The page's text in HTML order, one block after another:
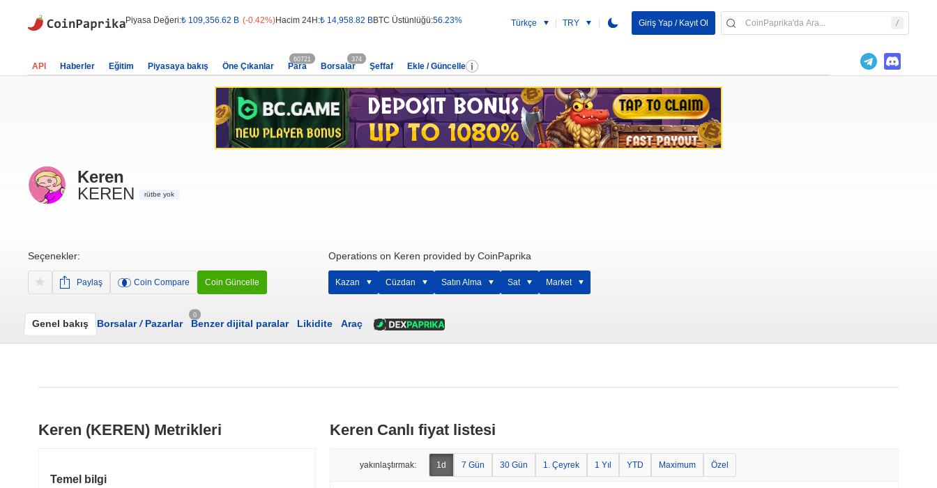
Piyasa Değeri:₺ 109,356.62 B (-0.42%)Hacim 24H:₺ 14,958.82 BBTC Üstünlüğü:56.23% Türkçe TRY Giriş Yap / Kayıt Ol
API Haberler Eğitim Piyasaya bakış Öne Çıkanlar Para
60721
Borsalar
374
Şeffaf Ekle / Güncelle
Keren
KEREN
rütbe yok
Seçenekler:
Paylaş Coin Compare Coin Güncelle
Operations on Keren provided by CoinPaprika
Kazan Cüzdan Satın Alma Sat Market
Genel bakış Borsalar/Pazarlar
0
Benzer dijital paralar Likidite Araç
Keren (KEREN) Metrikleri
Temel bilgi
Keren Canlı fiyat listesi
yakınlaştırmak: 1d 7 Gün 30 Gün 1. Çeyrek 1 Yıl YTD Maximum Özel